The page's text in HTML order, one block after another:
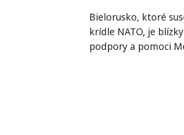
Bielorusko, ktoré
krídle NATO, je
podpory a pomoci